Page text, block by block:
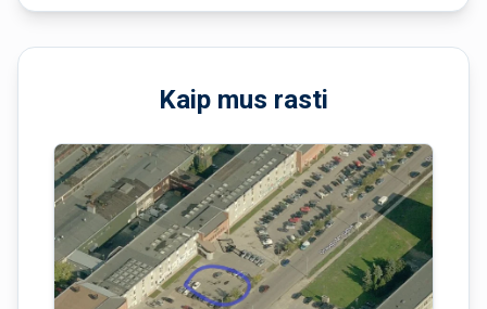
Kaip mus rasti